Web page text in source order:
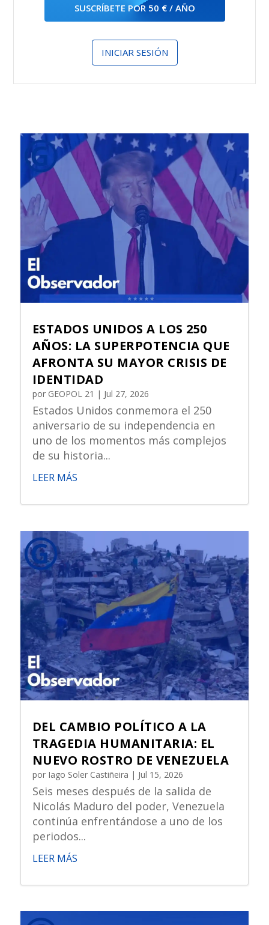
SUSCRÍBETE POR 50 € / AÑO
INICIAR SESIÓN
ESTADOS UNIDOS A LOS 250
AÑOS: LA SUPERPOTENCIA QUE
AFRONTA SU MAYOR CRISIS DE
IDENTIDAD
por GEOPOL 21 | Jul 27, 2026
Estados Unidos conmemora el 250
aniversario de su independencia en
uno de los momentos más complejos
de su historia...
LEER MÁS
DEL CAMBIO POLÍTICO A LA
TRAGEDIA HUMANITARIA: EL
NUEVO ROSTRO DE VENEZUELA
por Iago Soler Castiñeira | Jul 15, 2026
Seis meses después de la salida de
Nicolás Maduro del poder, Venezuela
continúa enfrentándose a uno de los
periodos...
LEER MÁS